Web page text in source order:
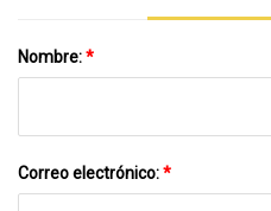
Nombre:*
Correo electrónico:*